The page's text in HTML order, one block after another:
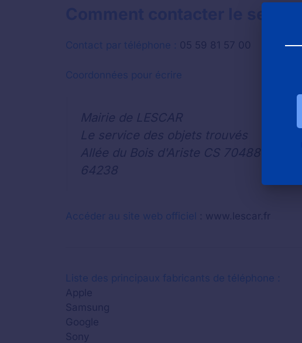
Contact par téléphone : 05 59 81 57 00
Coordonnées pour écrire
Mairie de LESCAR
Le service des objets trouvés
Allée du Bois d'Ariste CS 70488
64238
Accéder au site web officiel : www.lescar.fr
Liste des principaux fabricants de téléphone :
Apple
Samsung
Google
Sony